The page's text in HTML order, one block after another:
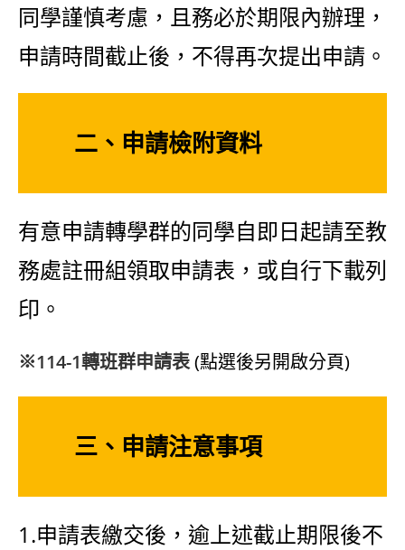
同學謹慎考慮，且務必於期限內辦理，
申請時間截止後，不得再次提出申請。
二、申請檢附資料
有意申請轉學群的同學自即日起請至教
務處註冊組領取申請表，或自行下載列
印。
※114-1轉班群申請表(點選後另開啟分頁)
三、申請注意事項
1.申請表繳交後，逾上述截止期限後不